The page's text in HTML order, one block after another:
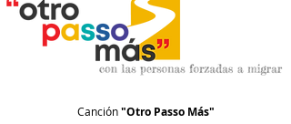
Canción"Otro Passo Más"